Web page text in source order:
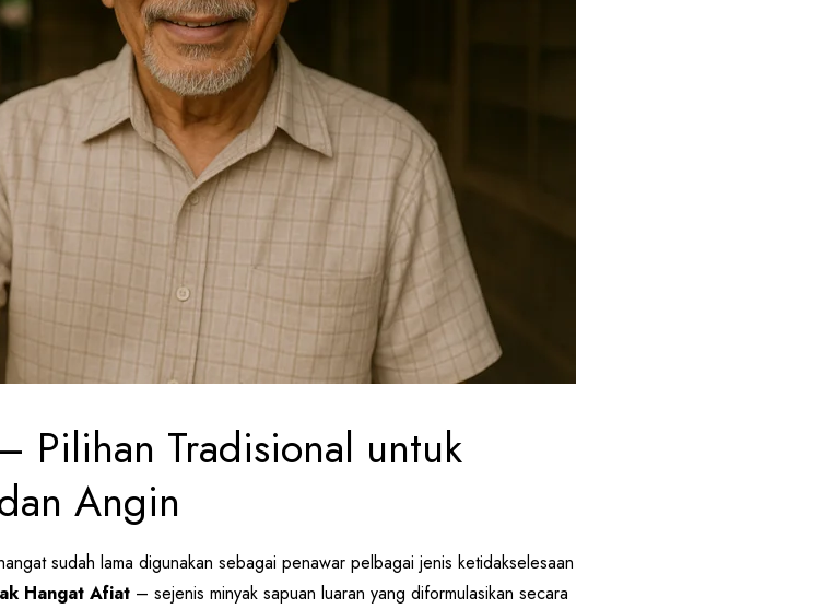
Pilihan Tradisional untuk
Angin
sudah lama digunakan sebagai penawar pelbagai jenis ketidakselesaan
Hangat Afiat – sejenis minyak sapuan luaran yang diformulasikan secara